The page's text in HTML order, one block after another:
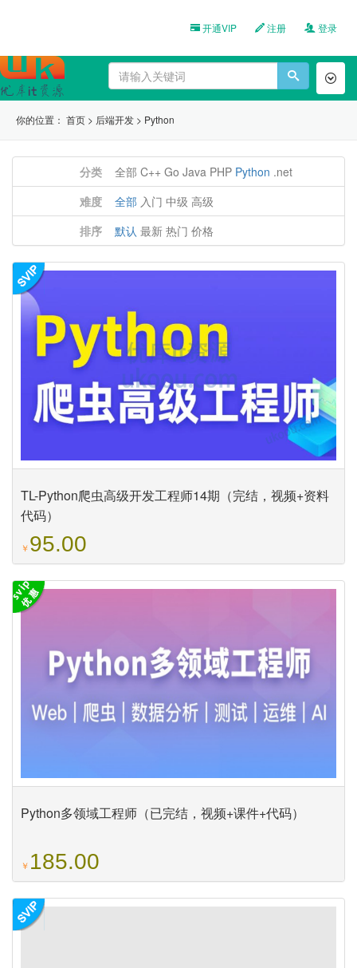
开通VIP 注册 登录
你的位置： 首页 > 后端开发 > Python
分类 全部 C++ Go Java PHP Python .net
难度
全部 入门 中级 高级
排序
默认 最新 热门 价格
TL-Python爬虫高级开发工程师14期（完结，视频+资料
代码）
￥95.00
Python多领域工程师（已完结，视频+课件+代码）
￥ 185.00